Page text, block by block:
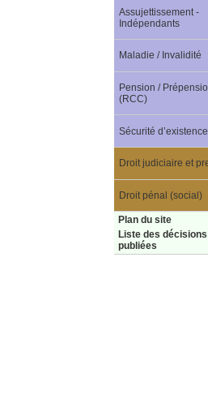
Assujettissement -
Indépendants
Maladie / Invalidité
Pension /
(RCC)
Sécurité d’existence
Droit judiciaire et
Droit pénal (social)
Plan du site
Liste des décisions
publiées